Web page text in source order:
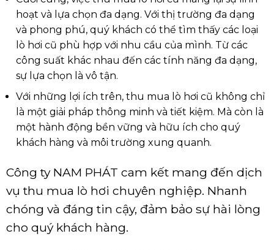
hoạt và lựa chọn đa dạng. Với thị trường đa dạng
và phong phú, quý khách có thể tìm thấy các loại
lò hơi cũ phù hợp với nhu cầu của mình. Từ các
công suất khác nhau đến các tính năng đa dạng,
sự lựa chọn là vô tận.
Với những lợi ích trên, thu mua lò hơi cũ không chỉ
là một giải pháp thông minh và tiết kiệm. Mà còn là
một hành động bền vững và hữu ích cho quý
khách hàng và môi trường xung quanh.
Công ty NAM PHÁT cam kết mang đến dịch
vụ thu mua lò hơi chuyên nghiệp. Nhanh
chóng và đáng tin cậy, đảm bảo sự hài lòng
cho quý khách hàng.